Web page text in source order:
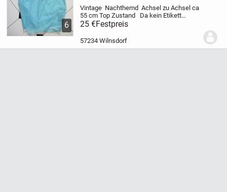
6
Vintage Nachthemd Achsel zu Achsel ca
55 cm Top Zustand
Da kein Etikett
vorhanden ist kann ich leider nicht genau
sagen ob es sich um Perlon , Chiffon oder
Nylon handeltVersand 3€ als Brief ...
25 €Festpreis
57234 Wilnsdorf